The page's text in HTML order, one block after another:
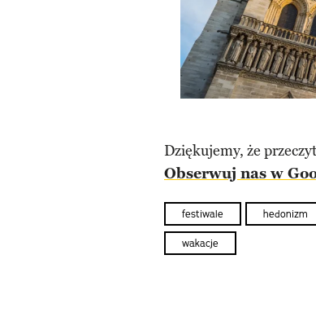
Dziękujemy, że
Obserwuj nas w
festiwale hedonizm
wakacje